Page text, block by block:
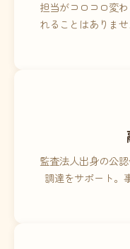
担当がコロコロ変
れることはありま
監査法人出身の公
調達をサポート。